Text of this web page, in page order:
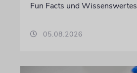
Fun Facts und Wissenswertes
05.08.2026